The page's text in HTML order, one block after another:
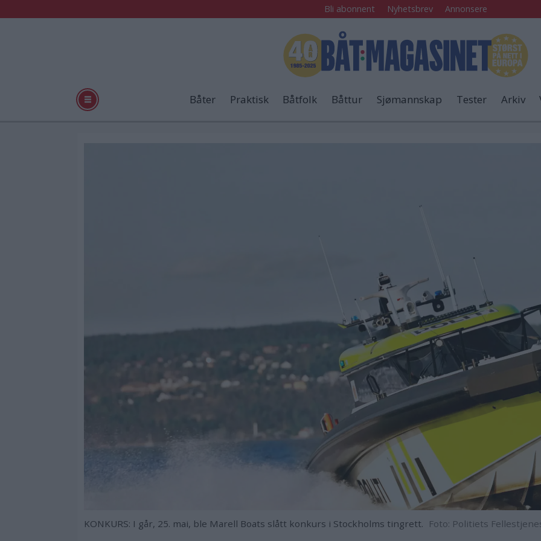
Bli abonnent Nyhetsbrev Annonsere
Båter Praktisk Båtfolk Båttur Sjømannskap Tester Arkiv
KONKURS: I går, 25. mai, ble Marell Boats slått konkurs i Stockholms tingrett. Foto: Politiets